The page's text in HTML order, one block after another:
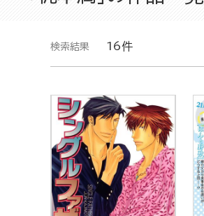
検索結果 16件